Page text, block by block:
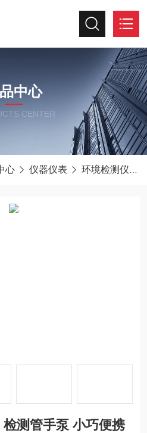
中心
CENTER
心 仪器仪表 环境检测仪器
测管手泵 小巧便携